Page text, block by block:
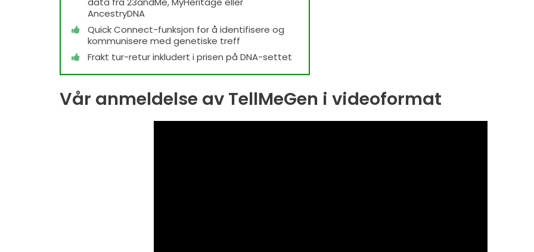
AncestryDNA
Quick Connect-funksjon for å identifisere og
kommunisere med genetiske treff
Frakt tur-retur inkludert i prisen på DNA-settet
Vår anmeldelse av TellMeGen i videoformat